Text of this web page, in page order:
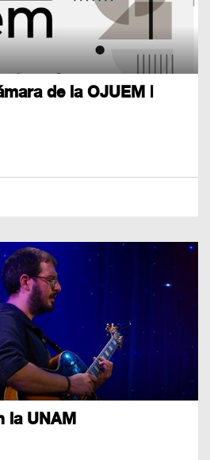
de la OJUEM |
la UNAM